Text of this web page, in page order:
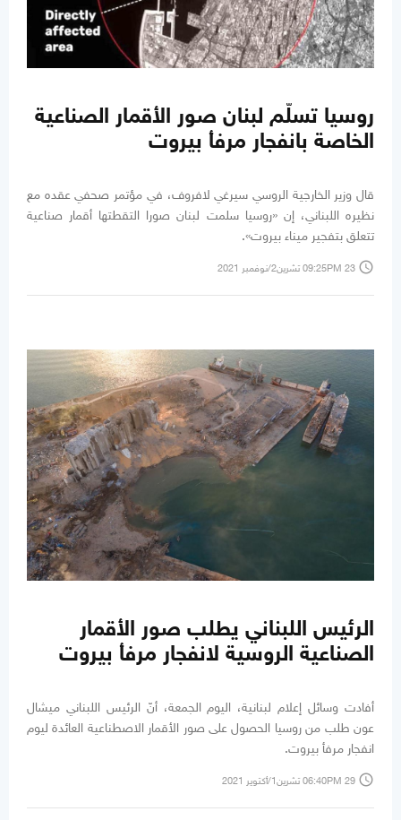
روسيا تسلّم لبنان صور الأقمار الصناعية
الخاصة بانفجار مرفأ بيروت
قال وزير الخارجية الروسي سيرغي لافروف، في مؤتمر صحفي عقده مع
نظيره اللبناني، إن «روسيا سلمت لبنان صورا التقطتها أقمار صناعية
تتعلق بتفجير ميناء بيروت».
access_time 09:25PM 23 تشرين2/نوفمبر 2021
الرئيس اللبناني يطلب صور الأقمار
الصناعية الروسية لانفجار مرفأ بيروت
أفادت وسائل إعلام لبنانية، اليوم الجمعة، أنّ الرئيس اللبناني ميشال
عون طلب من روسيا الحصول على صور الأقمار الاصطناعية العائدة ليوم
انفجار مرفأ بيروت.
access_time 06:40PM 29 تشرين1/أكتوير 2021